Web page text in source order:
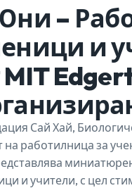
–
и
MIT
Сай Хай,
на работилница за
и учители, с цел